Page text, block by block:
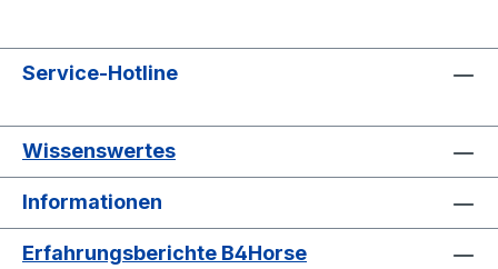
Service-Hotline
Wissenswertes
Informationen
Erfahrungsberichte B4Horse